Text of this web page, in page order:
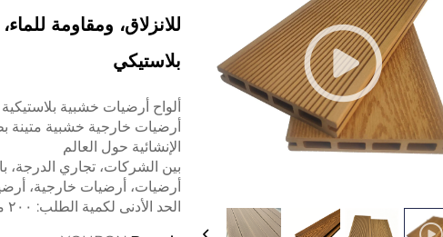
للانزلاق، ومقاومة
بلاستيكي
ألواح أرضيات خشبية
أرضيات خارجية خشبية متينة
الإنشائية حول العالم
بين الشركات، تجاري الدرجة،
أرضيات، أرضيات خارجية،
الحد الأدنى لكمية الطلب: ٢٠٠ متر مربع / ٢١٥٢ قدمًا مربعًا